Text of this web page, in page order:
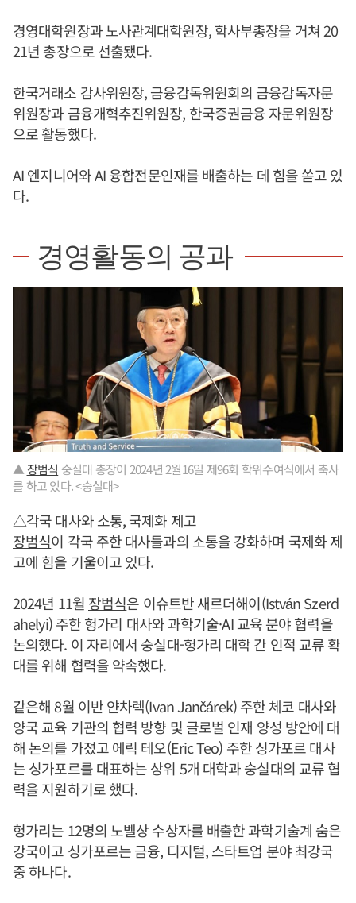
경영대학원장과 노사관계대학원장, 학사부총장을 거쳐 20
21년 총장으로 선출됐다.
한국거래소 감사위원장, 금융감독위원회의 금융감독자문
위원장과 금융개혁추진위원장, 한국증권금융 자문위원장
으로 활동했다.
AI 엔지니어와 AI 융합전문인재를 배출하는 데 힘을 쏟고 있
다.
경영활동의 공과
▲ 장범식 숭실대 총장이 2024년 2월16일 제96회 학위수여식에서 축사
를 하고 있다. <숭실대>
△각국 대사와 소통, 국제화 제고
장범식이 각국 주한 대사들과의 소통을 강화하며 국제화 제
고에 힘을 기울이고 있다.
2024년 11월 장범식은 이슈트반 새르더해이(István Szerd
ahelyi) 주한 헝가리 대사와 과학기술·AI 교육 분야 협력을
논의했다. 이 자리에서 숭실대-헝가리 대학 간 인적 교류 확
대를 위해 협력을 약속했다.
같은해 8월 이반 얀차렉(Ivan Jančárek) 주한 체코 대사와
양국 교육 기관의 협력 방향 및 글로벌 인재 양성 방안에 대
해 논의를 가졌고 에릭 테오(Eric Teo) 주한 싱가포르 대사
는 싱가포르를 대표하는 상위 5개 대학과 숭실대의 교류 협
력을 지원하기로 했다.
헝가리는 12명의 노벨상 수상자를 배출한 과학기술계 숨은
강국이고 싱가포르는 금융, 디지털, 스타트업 분야 최강국
중 하나다.